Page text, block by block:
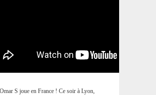
S joue en France ! Ce soir à Lyon,